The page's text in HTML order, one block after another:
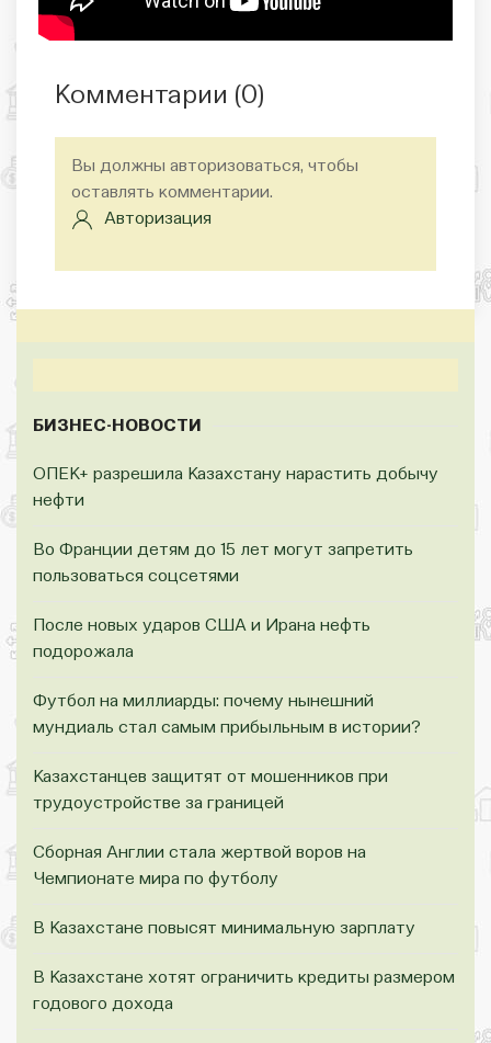
Комментарии (0)
Вы должны авторизоваться, чтобы
оставлять комментарии.
Авторизация
БИЗНЕС-НОВОСТИ
ОПЕК+ разрешила Казахстану нарастить добычу
нефти
Во Франции детям до 15 лет могут запретить
пользоваться соцсетями
После новых ударов США и Ирана нефть
подорожала
Футбол на миллиарды: почему нынешний
мундиаль стал самым прибыльным в истории?
Казахстанцев защитят от мошенников при
трудоустройстве за границей
Сборная Англии стала жертвой воров на
Чемпионате мира по футболу
В Казахстане повысят минимальную зарплату
В Казахстане хотят ограничить кредиты размером
годового дохода